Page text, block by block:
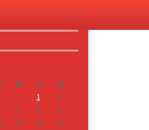
金 土
日
1
2
7 8
9
14 15
16